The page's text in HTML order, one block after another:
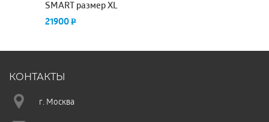
SMART размер XL
21900 P
КОНТАКТЫ
г. Москва